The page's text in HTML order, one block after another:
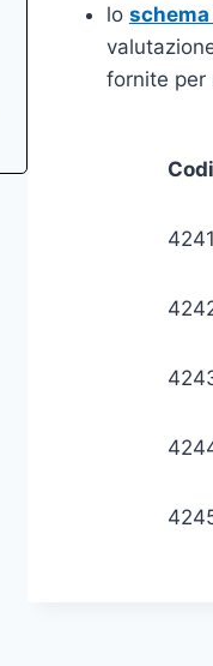
lo
fornite per
4241